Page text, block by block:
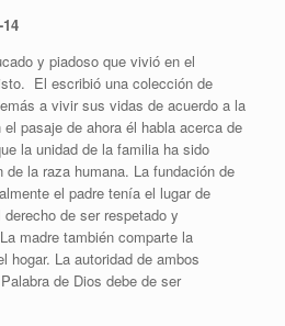
y piadoso que vivió en el
El escribió una colección de
a vivir sus vidas de acuerdo a la
pasaje de ahora él habla acerca de
la unidad de la familia ha sido
de la raza humana. La fundación de
el padre tenía el lugar de
de ser respetado y
madre también comparte la
hogar. La autoridad de ambos
de Dios debe de ser